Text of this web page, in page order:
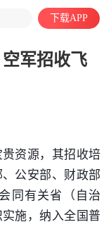
下载APP
军招收飞
资源，其招收培
公安部、财政部
同有关省（自治
施，纳入全国普